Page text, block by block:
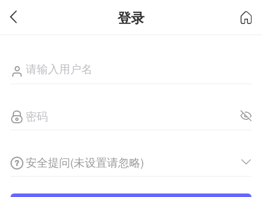
登录
安全提问(未设置请忽略)